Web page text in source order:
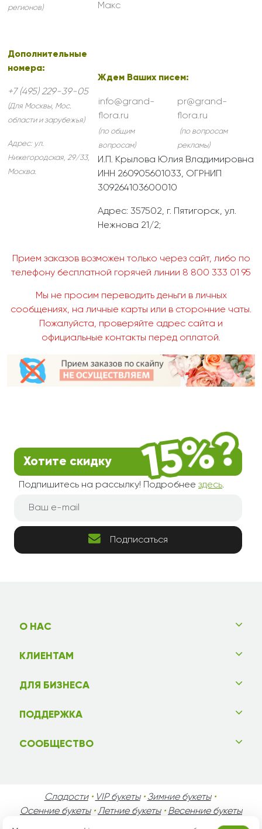
регионов)
Дополнительные
номера:
+7 (495) 229-39-05
(Для Москвы, Мос.
области и зарубежья)
Адрес: ул.
Нижегородская, 29/33,
Москва.
Макс
Ждем Ваших писем:
info@grand-
flora.ru
pr@grand-
flora.ru
(по общим
вопросам)
(по вопросам
рекламы)
И.П. Крылова Юлия Владимировна
ИНН 260905601033, ОГРНИП
309264103600010
Адрес: 357502, г. Пятигорск, ул.
Нежнова 21/2;
Прием заказов возможен только через сайт, либо по
телефону бесплатной горячей линии 8 800 333 01 95
Мы не просим переводить деньги в личных
сообщениях, на личные карты или в сторонние чаты.
Пожалуйста, проверяйте адрес сайта и
официальные контакты перед оплатой.
Хотите скидку
Подпишитесь на рассылку! Подробнее здесь.
Подписаться
О НАС
КЛИЕНТАМ
ДЛЯ БИЗНЕСА
ПОДДЕРЖКА
СООБЩЕСТВО
Сладости• VIP букеты• Зимние букеты•
Осенние букеты•Летние букеты• Весенние букеты
День Святого Валентина День Матери•